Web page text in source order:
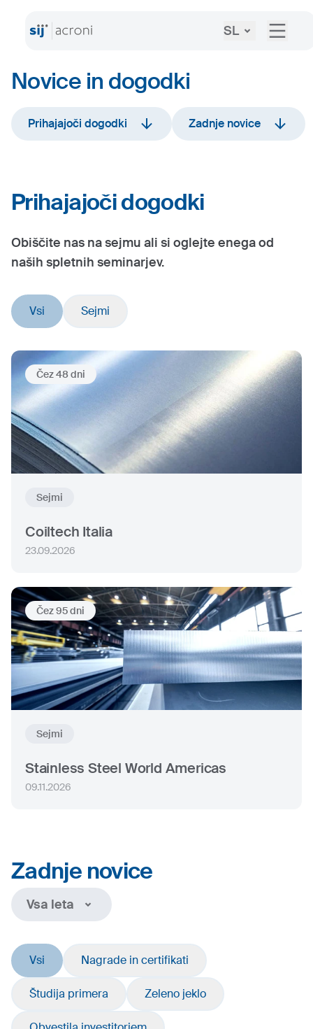
SL
Novice in dogodki
Prihajajoči dogodki Zadnje novice
Prihajajoči dogodki
Obiščite nas na sejmu ali si oglejte enega od
naših spletnih seminarjev.
Vsi Sejmi
Čez 48 dni
Sejmi
Coiltech Italia
23.09.2026
Čez 95 dni
Sejmi
Stainless Steel World Americas
09.11.2026
Zadnje novice
Vsa leta
Vsi Nagrade in certifikati
Študija primera Zeleno jeklo